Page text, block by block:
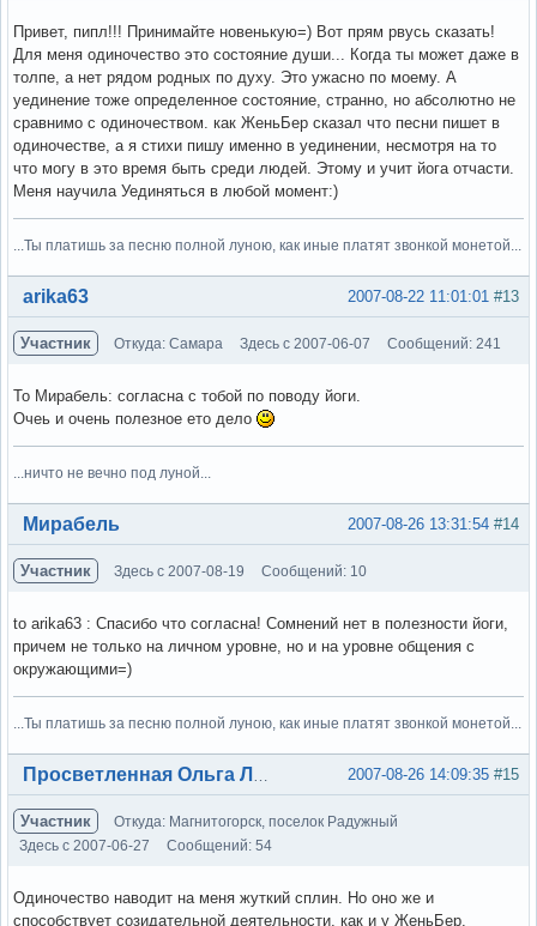
Привет, пипл!!! Принимайте новенькую=) Вот прям рвусь сказать!
Для меня одиночество это состояние души... Когда ты может даже в
толпе, а нет рядом родных по духу. Это ужасно по моему. А
уединение тоже определенное состояние, странно, но абсолютно не
сравнимо с одиночеством. как ЖеньБер сказал что песни пишет в
одиночестве, а я стихи пишу именно в уединении, несмотря на то
что могу в это время быть среди людей. Этому и учит йога отчасти.
Меня научила Уединяться в любой момент:)
...Ты платишь за песню полной луною, как иные платят звонкой монетой...
Вне форума #13
2007-08-22 11:01:01
arika63
Участник Откуда: Самара Здесь с 2007-06-07 Сообщений: 241
То Мирабель: согласна с тобой по поводу йоги.
Очеь и очень полезное ето дело
...ничто не вечно под луной...
Вне форума #14
2007-08-26 13:31:54
Мирабель
Участник Здесь с 2007-08-19 Сообщений: 10
to arika63 : Спасибо что согласна! Сомнений нет в полезности йоги,
причем не только на личном уровне, но и на уровне общения с
окружающими=)
...Ты платишь за песню полной луною, как иные платят звонкой монетой...
Вне форума #15
2007-08-26 14:09:35
Просветленная Ольга Лэнс
Участник
Откуда: Магнитогорск, поселок Радужный
Здесь с 2007-06-27
Сообщений: 54
Одиночество наводит на меня жуткий сплин. Но оно же и
способствует созидательной деятельности, как и у ЖеньБер.